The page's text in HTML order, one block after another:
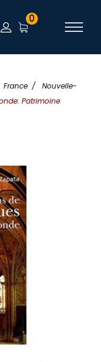
France /
Nouvelle-
Patrimoine
0